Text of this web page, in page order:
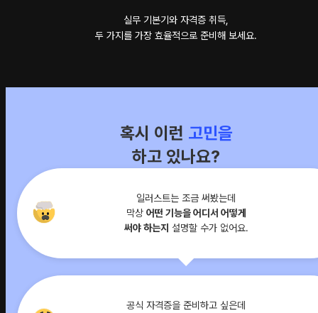
실무 기본기와 자격증 취득,
두 가지를 가장 효율적으로 준비해 보세요.
혹시 이런 고민을
하고 있나요?
일러스트는 조금 써봤는데
막상 어떤 기능을 어디서 어떻게
써야 하는지 설명할 수가 없어요.
공식 자격증을 준비하고 싶은데